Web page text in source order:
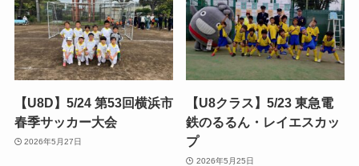
【U8D】5/24 第53回横浜市
春季サッカー大会
2026年5月27日
【U8クラス】5/23 東急電
鉄のるるん・レイエスカッ
プ
2026年5月25日